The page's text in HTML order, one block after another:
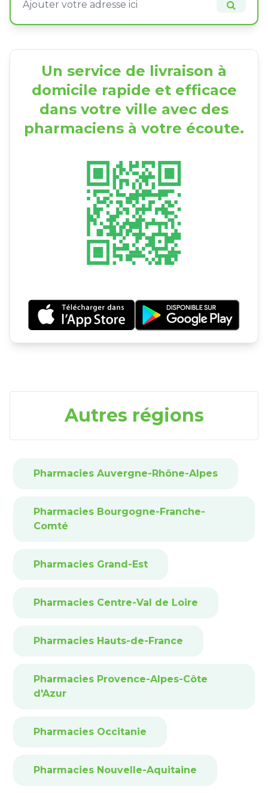
Un service de livraison à
domicile rapide et efficace
dans votre ville avec des
pharmaciens à votre écoute.
Autres régions
Pharmacies Auvergne-Rhône-Alpes
Pharmacies Bourgogne-Franche-
Comté
Pharmacies Grand-Est
Pharmacies Centre-Val de Loire
Pharmacies Hauts-de-France
Pharmacies Provence-Alpes-Côte
d'Azur
Pharmacies Occitanie
Pharmacies Nouvelle-Aquitaine